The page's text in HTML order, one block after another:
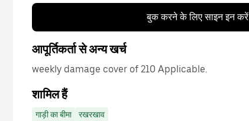
बुक करने के लिए साइन इन करें
आपूर्तिकर्ता से अन्य खर्च
weekly damage cover of 210 Applicable.
शामिल हैं
गाड़ी का बीमा रखरखाव